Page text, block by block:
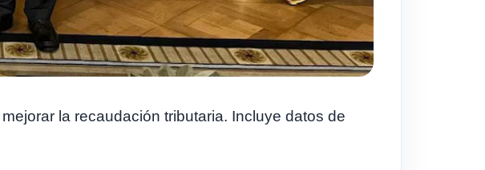
la recaudación tributaria. Incluye datos de